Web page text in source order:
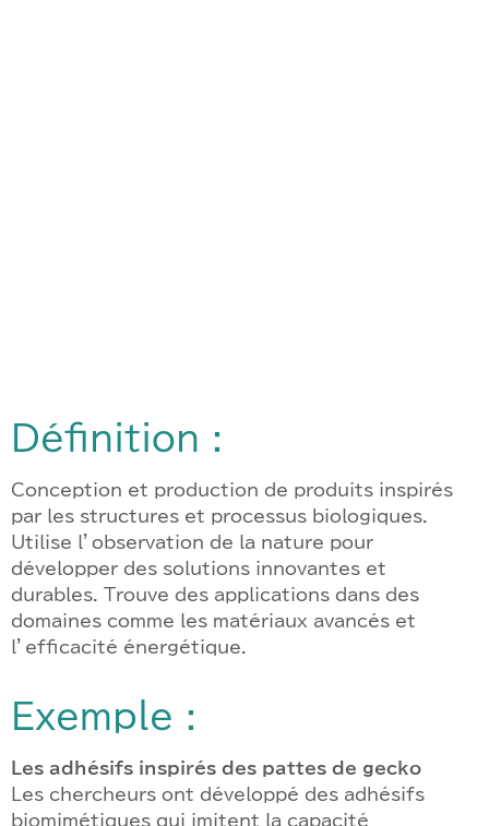
Définition :
Conception et production de produits inspirés
par les structures et processus biologiques.
Utilise l’observation de la nature pour
développer des solutions innovantes et
durables. Trouve des applications dans des
domaines comme les matériaux avancés et
l’efficacité énergétique.
Exemple :
Les adhésifs inspirés des pattes de gecko
Les chercheurs ont développé des adhésifs
biomimétiques qui imitent la capacité